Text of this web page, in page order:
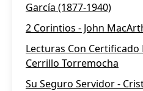
García (1877-1940)
2 Corintios - John
Lecturas Con Certificado
Cerrillo Torremocha
Su Seguro Servidor -